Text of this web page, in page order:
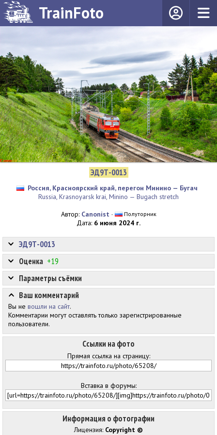
TrainFoto
ЭД9Т-0013
Россия, Красноярский край, перегон Минино — Бугач
Russia, Krasnoyarsk krai, Minino — Bugach stretch
Автор: Canonist · Полуторник
Дата: 6 июня 2024 г.
Информация о фотографии
Лицензия: Copyright ©
Оценка +19
Ссылки на фото
Прямая ссылка на страницу:
Вставка в форумы:
ЭД9Т-0013
Параметры съёмки
Ваш комментарий
Вы не вошли на сайт.
Комментарии могут оставлять только зарегистрированные
пользователи.